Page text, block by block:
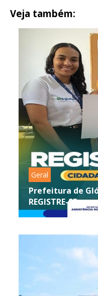
Veja também:
Geral
Prefeitura de
REGISTRE-SE e...